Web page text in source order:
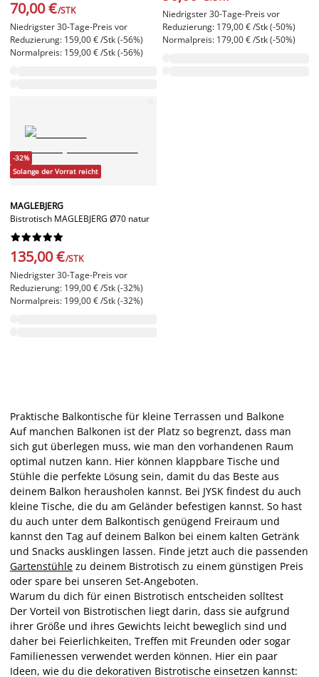
70,00 €/STK
Niedrigster 30-Tage-Preis vor
Reduzierung: 159,00 € /Stk (-56%)
Normalpreis: 159,00 € /Stk (-56%)
Niedrigster 30-Tage-Preis vor
Reduzierung: 179,00 € /Stk (-50%)
Normalpreis: 179,00 € /Stk (-50%)
-32%
Solange der Vorrat reicht
MAGLEBJERG
Bistrotisch MAGLEBJERG Ø70 natur






135,00 €/STK
Niedrigster 30-Tage-Preis vor
Reduzierung: 199,00 € /Stk (-32%)
Normalpreis: 199,00 € /Stk (-32%)
Praktische Balkontische für kleine Terrassen und Balkone
Auf manchen Balkonen ist der Platz so begrenzt, dass man
sich gut überlegen muss, wie man den vorhandenen Raum
optimal nutzen kann. Hier können klappbare Tische und
Stühle die perfekte Lösung sein, damit du das Beste aus
deinem Balkon herausholen kannst. Bei JYSK findest du auch
kleine Tische, die du am Geländer befestigen kannst. So hast
du auch unter dem Balkontisch genügend Freiraum und
kannst den Tag auf deinem Balkon bei einem kalten Getränk
und Snacks ausklingen lassen. Finde jetzt auch die passenden
Gartenstühle zu deinem Bistrotisch zu einem günstigen Preis
oder spare bei unseren Set-Angeboten.
Warum du dich für einen Bistrotisch entscheiden solltest
Der Vorteil von Bistrotischen liegt darin, dass sie aufgrund
ihrer Größe und ihres Gewichts leicht beweglich sind und
daher bei Feierlichkeiten, Treffen mit Freunden oder sogar
Familienessen verwendet werden können. Hier ein paar
Ideen, wie du die dekorativen Bistrotische einsetzen kannst: